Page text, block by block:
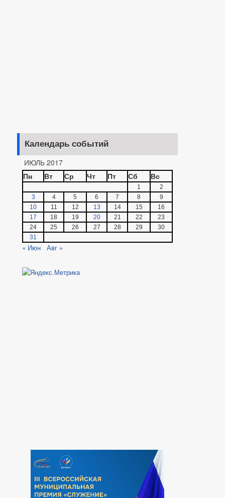
Календарь событий
ИЮЛЬ 2017
Пн
Вт Ср Чт Пт Сб Вс
1
2
3
4 5 6 7 8
9
10
11 12 13 14 15
16
17
18 19 20 21 22
23
24
25 26 27 28 29
30
31
« Июн Авг »